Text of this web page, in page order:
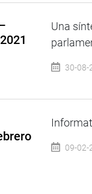
Una
30-08-
09-02-